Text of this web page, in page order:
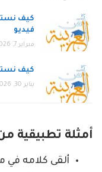
كيف
فيديو
فبراير 7, 2026
كيف
يناير 30, 2026
أمثلة تطبيقية
ألقى كلامه في